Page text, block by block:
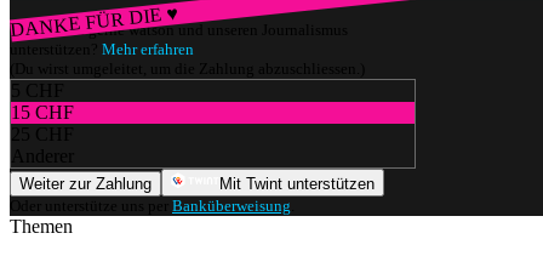
DANKE FÜR DIE ♥
Würdest du gerne watson und unseren Journalismus
unterstützen? Mehr erfahren
(Du wirst umgeleitet, um die Zahlung abzuschliessen.)
5 CHF
15 CHF
25 CHF
Anderer
Weiter zur Zahlung
Mit Twint unterstützen
Oder unterstütze uns per Banküberweisung
Themen